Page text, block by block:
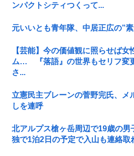
ンパクトシティつくって...
元いいとも青年隊、中居正広の”
【芸能】今の価値観に照らせば女
ム… 『落語』の世界もセリフ変
さ...
立憲民主ブレーンの菅野完氏、メ
しを連呼
北アルプス槍ヶ岳周辺で19歳の
独で1泊2日の予定で入山も連絡